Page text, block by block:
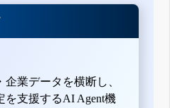
業データを横断し、
を支援するAI Agent機